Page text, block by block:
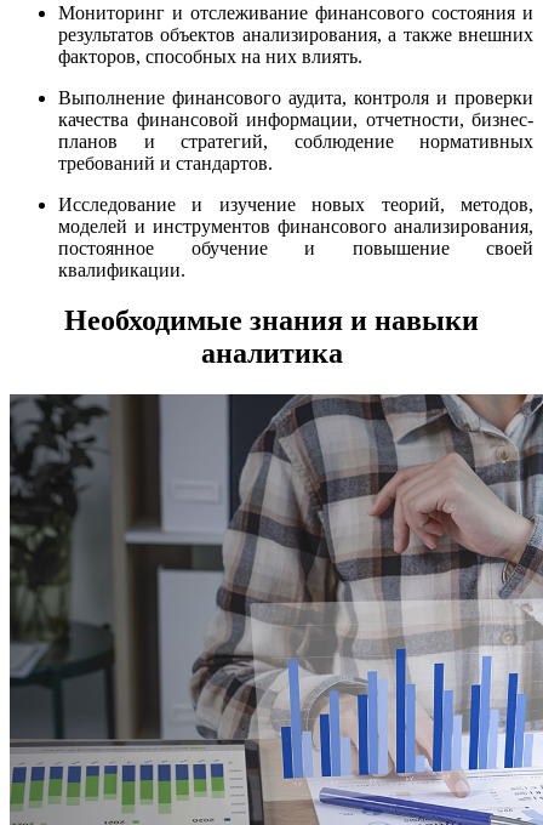
Мониторинг и отслеживание финансового состояния и
результатов объектов анализирования, а также внешних
факторов, способных на них влиять.
Выполнение финансового аудита, контроля и проверки
качества финансовой информации, отчетности, бизнес-
планов и стратегий, соблюдение нормативных
требований и стандартов.
Исследование и изучение новых теорий, методов,
моделей и инструментов финансового анализирования,
постоянное обучение и повышение своей
квалификации.
Необходимые знания и навыки
аналитика